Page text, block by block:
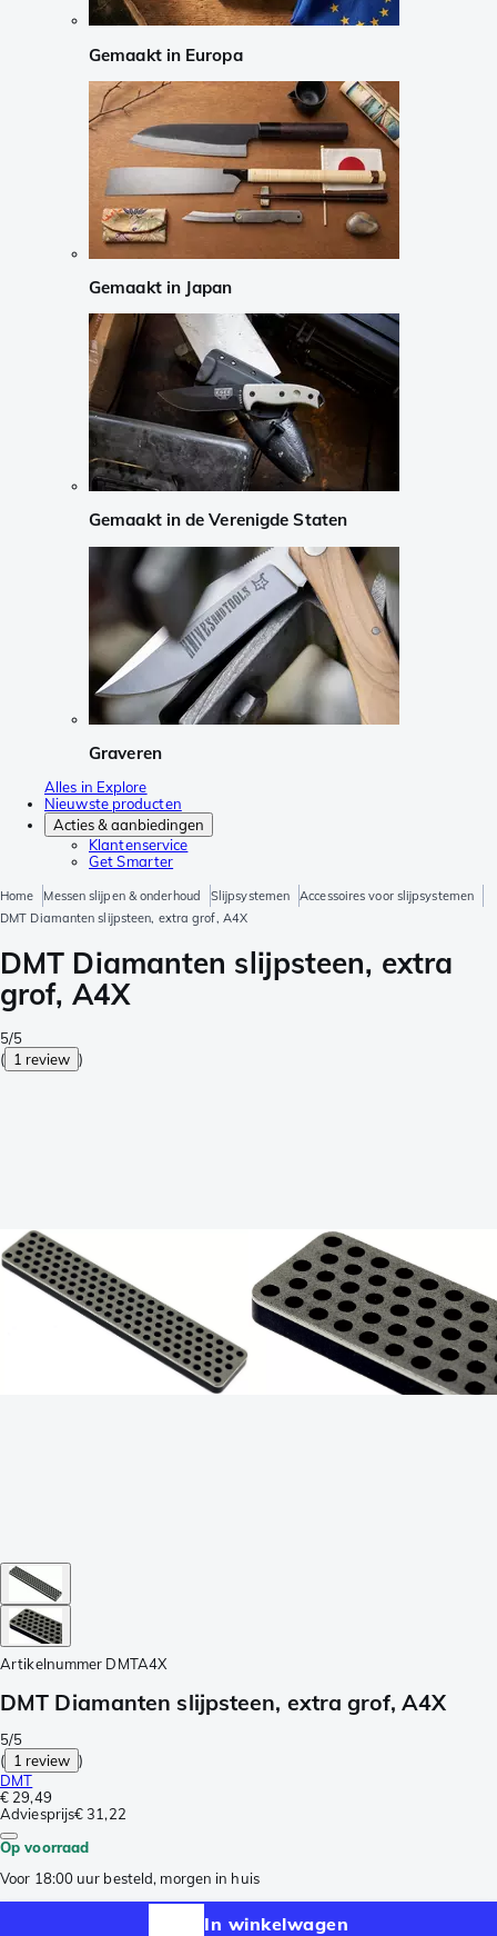
Gemaakt in Europa
Gemaakt in Japan
Gemaakt in de Verenigde Staten
Graveren
Alles in Explore
Nieuwste producten
Acties & aanbiedingen
Klantenservice
Get Smarter
Home Messen slijpen & onderhoud Slijpsystemen
Accessoires voor slijpsystemen
DMT Diamanten slijpsteen, extra grof, A4X
DMT Diamanten slijpsteen, extra
grof, A4X
5/5
( 1 review )
Artikelnummer DMTA4X
DMT Diamanten slijpsteen, extra grof, A4X
5/5
( 1 review )
DMT
€ 29,49
Adviesprijs€ 31,22
Op voorraad
Voor 18:00 uur besteld, morgen in huis
In winkelwagen